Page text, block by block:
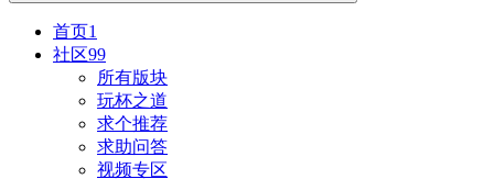
首页1
社区99
所有版块
玩杯之道
求个推荐
求助问答
视频专区